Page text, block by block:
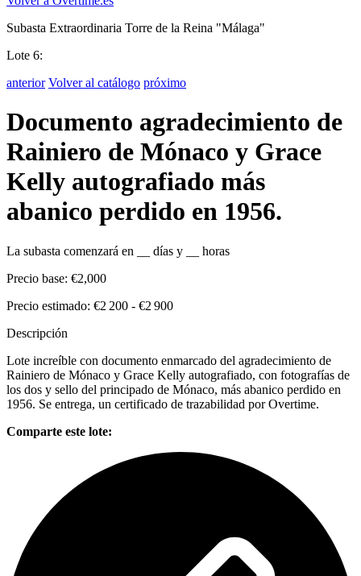
Subasta Extraordinaria Torre de la Reina "Málaga"
Lote 6:
anterior Volver al catálogo próximo
Documento agradecimiento de
Rainiero de Mónaco y Grace
Kelly autografiado más
abanico perdido en 1956.
La subasta comenzará en días y
horas
Precio base: €2,000
Precio estimado: €2 200 - €2 900
Descripción
Lote increíble con documento enmarcado del agradecimiento de
Rainiero de Mónaco y Grace Kelly autografiado, con fotografías de
los dos y sello del principado de Mónaco, más abanico perdido en
1956. Se entrega, un certificado de trazabilidad por Overtime.
Comparte este lote: